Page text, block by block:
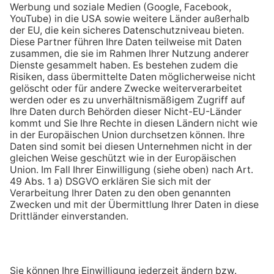
Chatbot ENY
Kontakt
Empfehlen Sie uns weiter
Jetzt Prämie sichern!
Empfehlen!
123energie ist die Online Marke der
Seit über 110 Jahren größter Energieversorger in
der Pfalz und im Saarpfalz-Kreis